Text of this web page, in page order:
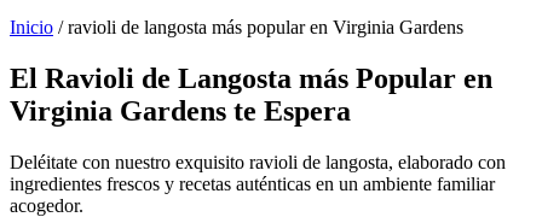
Inicio / ravioli de langosta más popular en Virginia Gardens
El Ravioli de Langosta más Popular en
Virginia Gardens te Espera
Deléitate con nuestro exquisito ravioli de langosta, elaborado con
ingredientes frescos y recetas auténticas en un ambiente familiar
acogedor.